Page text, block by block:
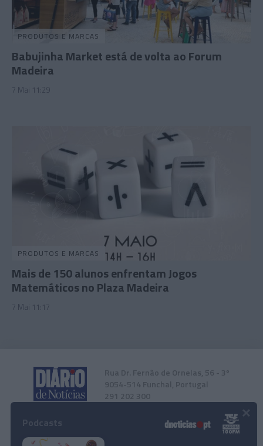
PRODUTOS E MARCAS
Babujinha Market está de volta ao Forum
Madeira
7 Mai 11:29
PRODUTOS E MARCAS
Mais de 150 alunos enfrentam Jogos
Matemáticos no Plaza Madeira
7 Mai 11:17
Rua Dr. Fernão de Ornelas, 56 - 3º
9054-514 Funchal, Portugal
291 202 300
Instale a nossa App ×